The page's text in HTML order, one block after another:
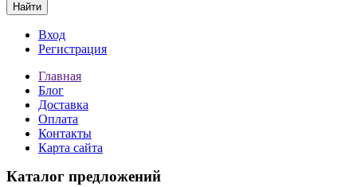
Найти
Вход
Регистрация
Главная
Блог
Доставка
Оплата
Контакты
Карта сайта
Каталог предложений